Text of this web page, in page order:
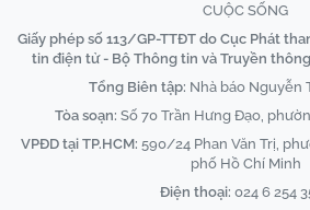
CUỘC SỐNG
Giấy phép số 113/GP-TTĐT do Cục Phát
tin điện tử - Bộ Thông tin và Truyền
Tổng Biên tập: Nhà báo Nguyễn
Tòa soạn: Số 70 Trần Hưng Đạo,
VPĐD tại TP.HCM: 590/24 Phan Văn Trị,
phố Hồ Chí Minh
Điện thoại: 024 6 254